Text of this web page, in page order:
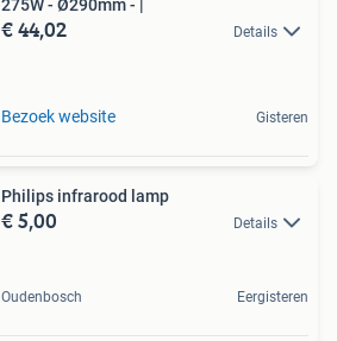
275W - Ø290mm - |
€ 44,02 Details
Bezoek website Gisteren
Philips infrarood lamp
€ 5,00 Details
Oudenbosch Eergisteren